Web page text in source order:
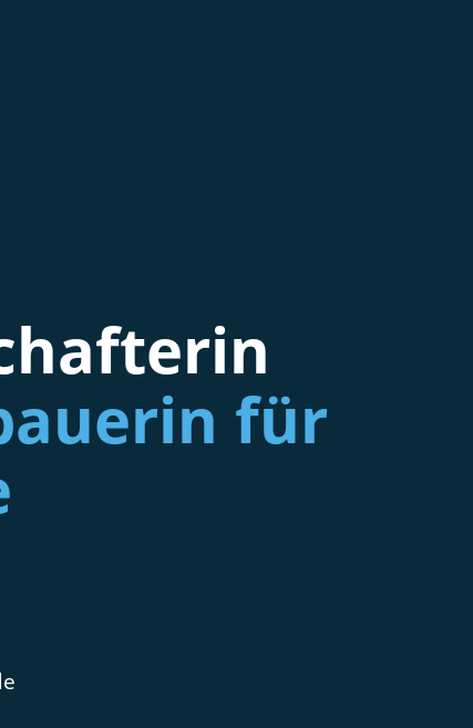
für